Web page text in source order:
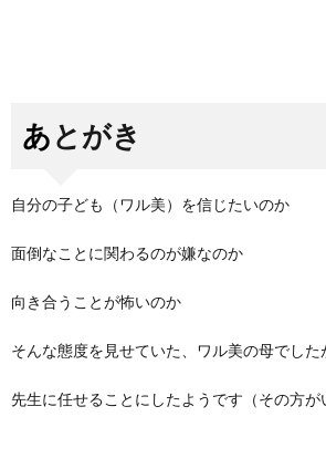
あとがき
自分の子ども（ワル美）を信じたいのか
面倒なことに関わるのが嫌なのか
向き合うことが怖いのか
そんな態度を見せていた、ワル美の母でした
先生に任せることにしたようです（その方が